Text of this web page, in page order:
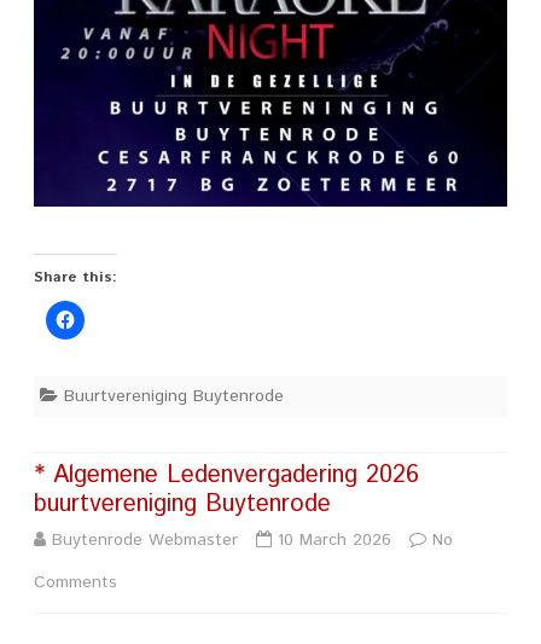
Share this:
Buurtvereniging Buytenrode
* Algemene Ledenvergadering 2026
buurtvereniging Buytenrode
Buytenrode Webmaster 10 March 2026
No
Comments